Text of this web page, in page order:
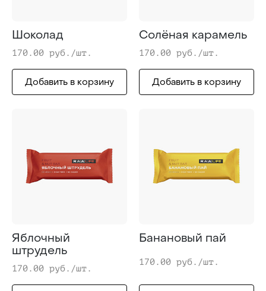
Шоколад
170.00 руб./шт.
Добавить в корзину
Солёная карамель
170.00 руб./шт.
Добавить в корзину
Яблочный
штрудель
170.00 руб./шт.
Банановый пай
170.00 руб./шт.